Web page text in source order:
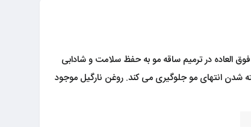
العاده در ترمیم ساقه مو به حفظ سلامت و شادابی
انتهای مو جلوگیری می کند. روغن نارگیل موجود